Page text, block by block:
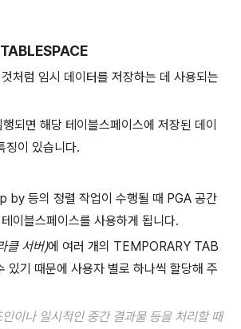
처럼 임시 데이터를 저장하는 데 사용되는
되면 해당 테이블스페이스에 저장된 데이
징이 있습니다.
by 등의 정렬 작업이 수행될 때 PGA 공간
이블스페이스를 사용하게 됩니다.
클 서버)에 여러 개의 TEMPORARY TAB
있기 때문에 사용자 별로 하나씩 할당해 주
이나 일시적인 중간 결과물 등을 처리할 때